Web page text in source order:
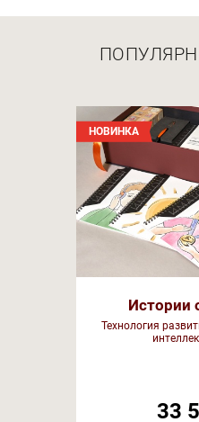
НОВИНКА
Истории
Технология
33